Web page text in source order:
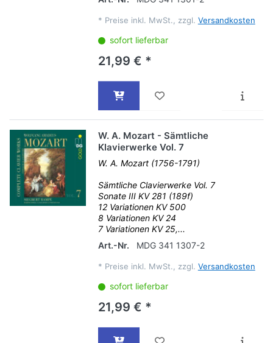
* Preise inkl. MwSt., zzgl. Versandkosten
sofort lieferbar
21,99 € *
W. A. Mozart - Sämtliche
Klavierwerke Vol. 7
W. A. Mozart (1756-1791)
Sämtliche Clavierwerke Vol. 7
Sonate III KV 281 (189f)
12 Variationen KV 500
8 Variationen KV 24
7 Variationen KV 25,...
Art.-Nr.
MDG 341 1307-2
* Preise inkl. MwSt., zzgl. Versandkosten
sofort lieferbar
21,99 € *